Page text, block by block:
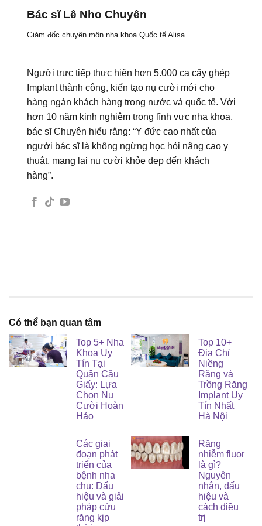
Bác sĩ Lê Nho Chuyên
Giám đốc chuyên môn nha khoa Quốc tế Alisa.
Người trực tiếp thực hiện hơn 5.000 ca cấy ghép
Implant thành công, kiến tạo nụ cười mới cho
hàng ngàn khách hàng trong nước và quốc tế. Với
hơn 10 năm kinh nghiệm trong lĩnh vực nha khoa,
bác sĩ Chuyên hiểu rằng: “Y đức cao nhất của
người bác sĩ là không ngừng học hỏi nâng cao y
thuật, mang lại nụ cười khỏe đẹp đến khách
hàng”.
Có thể bạn quan tâm
Top 5+ Nha
Khoa Uy
Tín Tại
Quận Cầu
Giấy: Lựa
Chọn Nụ
Cười Hoàn
Hảo
Top 10+
Địa Chỉ
Niềng
Răng và
Trồng Răng
Implant Uy
Tín Nhất
Hà Nội
Các giai
đoạn phát
triển của
bệnh nha
chu: Dấu
hiệu và giải
pháp cứu
răng kịp
Răng
nhiễm fluor
là gì?
Nguyên
nhân, dấu
hiệu và
cách điều
trị